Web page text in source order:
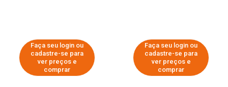
Faça seu login ou
cadastre-se para
ver preços e
comprar
Faça seu login ou
cadastre-se para
ver preços e
comprar